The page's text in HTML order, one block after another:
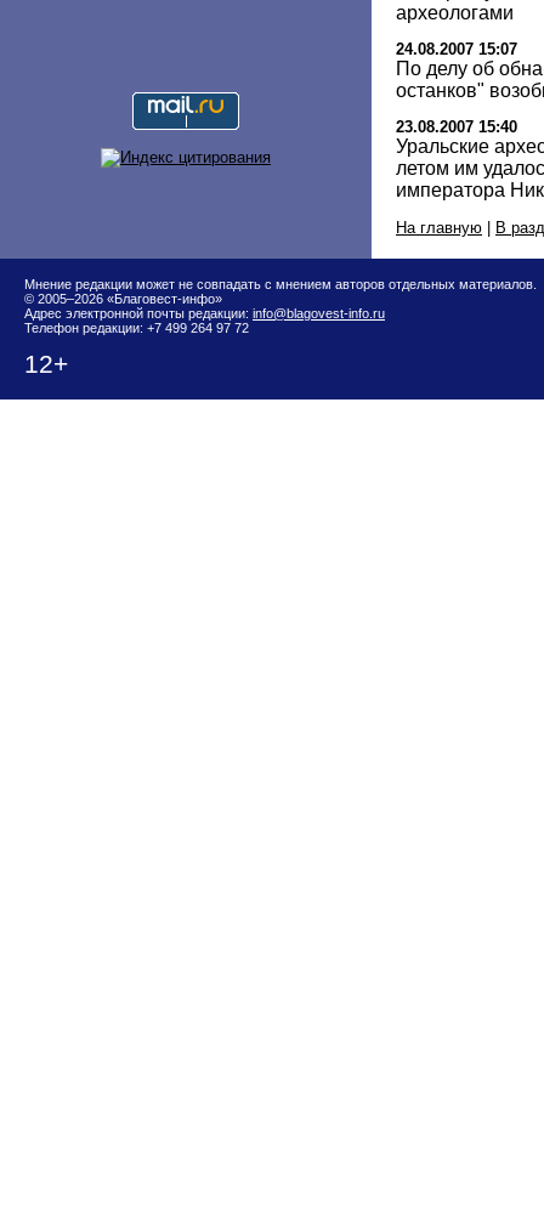
археологами
24.08.2007 15:07
По делу об
останков"
23.08.2007 15:40
Уральские
летом им
императора
На главную | В
Мнение редакции может не совпадать с мнением авторов отдельных материалов.
© 2005–2026 «Благовест-инфо»
Адрес электронной почты редакции: info@blagovest-info.ru
Телефон редакции: +7 499 264 97 72
12+